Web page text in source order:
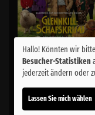
Hallo! Könnten wir
Besucher-Statistiken
jederzeit ändern oder
Lassen Sie mich wählen